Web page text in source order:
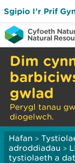
Sgipio I’r Prif
Dim
gwlad
Perygl tanau
diogelwch.
Hafan >
adroddiadau >
tystiolaeth a